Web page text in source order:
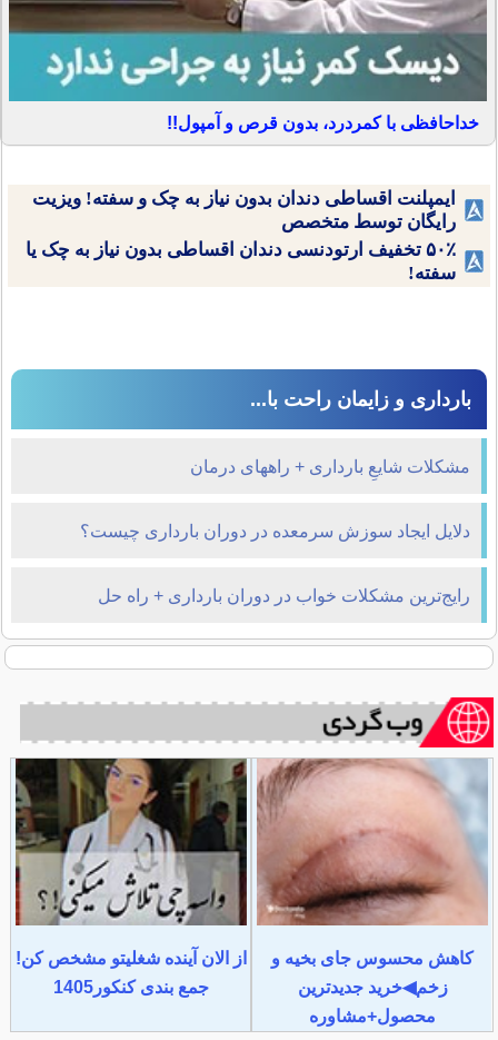
خداحافظی با کمردرد، بدون قرص و آمپول!!
ایمپلنت اقساطی دندان بدون نیاز به چک و سفته! ویزیت
رایگان توسط متخصص
۵۰٪ تخفیف ارتودنسی دندان اقساطی بدون نیاز به چک یا
سفته!
بارداری و زایمان راحت با...
مشکلات شایعِ بارداری + راههای درمان
دلایل ایجاد سوزش سرمعده در دوران بارداری چیست؟
رایج‌ترین مشکلات خواب در دوران بارداری + راه حل
کاهش محسوس جای بخیه و
زخم◀خرید جدیدترین
محصول+مشاوره
از الان آینده شغلیتو مشخص کن!
جمع بندی کنکور1405